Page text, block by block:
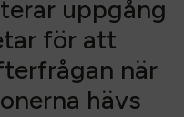
uppgång
för att
när
hävs